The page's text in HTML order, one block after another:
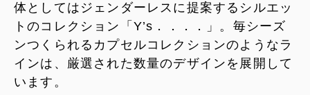
体としてはジェンダーレスに提案するシルエッ
トのコレクション「Y’s．．．．」。毎シーズ
ンつくられるカプセルコレクションのようなラ
インは、厳選された数量のデザインを展開して
います。